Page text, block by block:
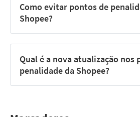
Como evitar pontos de
Shopee?
Qual é a nova atualização nos
penalidade da Shopee?